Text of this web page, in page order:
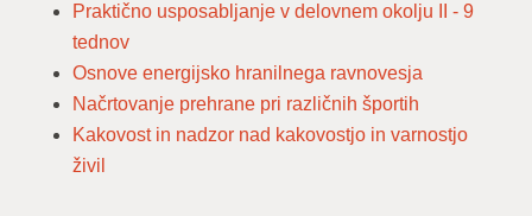
Praktično usposabljanje v delovnem okolju II - 9
tednov
Osnove energijsko hranilnega ravnovesja
Načrtovanje prehrane pri različnih športih
Kakovost in nadzor nad kakovostjo in varnostjo
živil